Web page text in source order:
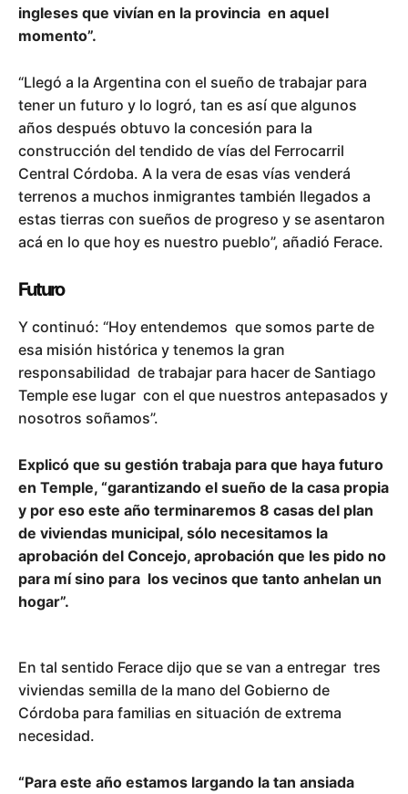
ingleses que vivían en la provincia en aquel
momento”.
“Llegó a la Argentina con el sueño de trabajar para
tener un futuro y lo logró, tan es así que algunos
años después obtuvo la concesión para la
construcción del tendido de vías del Ferrocarril
Central Córdoba. A la vera de esas vías venderá
terrenos a muchos inmigrantes también llegados a
estas tierras con sueños de progreso y se asentaron
acá en lo que hoy es nuestro pueblo”, añadió Ferace.
Futuro
Y continuó: “Hoy entendemos que somos parte de
esa misión histórica y tenemos la gran
responsabilidad de trabajar para hacer de Santiago
Temple ese lugar con el que nuestros antepasados y
nosotros soñamos”.
Explicó que su gestión trabaja para que haya futuro
en Temple, “garantizando el sueño de la casa propia
y por eso este año terminaremos 8 casas del plan
de viviendas municipal, sólo necesitamos la
aprobación del Concejo, aprobación que les pido no
para mí sino para los vecinos que tanto anhelan un
hogar”.
En tal sentido Ferace dijo que se van a entregar tres
viviendas semilla de la mano del Gobierno de
Córdoba para familias en situación de extrema
necesidad.
“Para este año estamos largando la tan ansiada